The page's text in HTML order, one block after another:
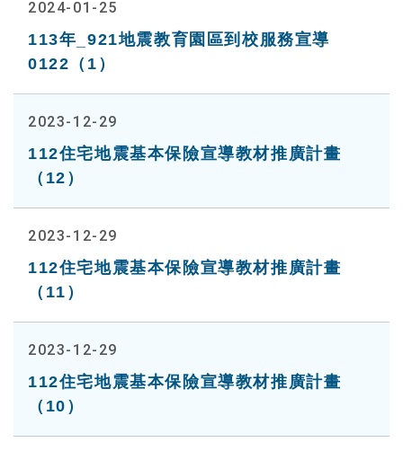
2024-01-25
113年_921地震教育園區到校服務宣導
0122（1）
2023-12-29
112住宅地震基本保險宣導教材推廣計畫
（12）
2023-12-29
112住宅地震基本保險宣導教材推廣計畫
（11）
2023-12-29
112住宅地震基本保險宣導教材推廣計畫
（10）